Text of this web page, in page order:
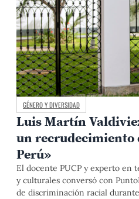
GÉNERO Y DIVERSIDAD
Luis Martín
un recrudecimiento
Perú»
El docente PUCP y experto en
y culturales conversó con
de discriminación racial